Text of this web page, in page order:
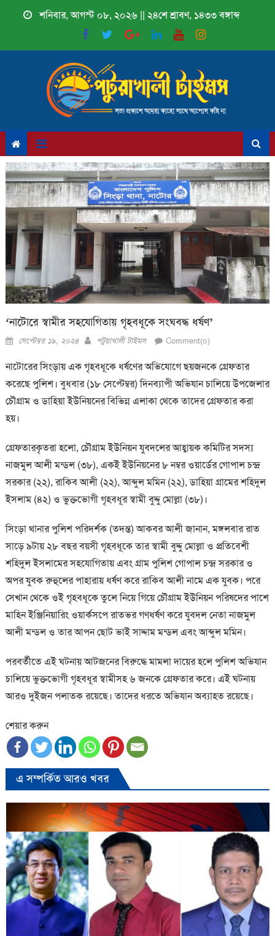
শনিবার, আগস্ট ০৮, ২০২৬ || ২৪শে শ্রাবণ, ১৪৩৩ বঙ্গাব্দ
‘নাটোরে স্বামীর সহযোগিতায় গৃহবধূকে সংঘবদ্ধ ধর্ষণ’
Posted
সেপ্টেম্বর ১৯, ২০২৪ Author
পটুয়াখালী টাইমস Comment(০)
নাটোরের সিংড়ায় এক গৃহবধূকে ধর্ষণের অভিযোগে ছয়জনকে গ্রেফতার
করেছে পুলিশ। বুধবার (১৮ সেপ্টেম্বর) দিনব্যাপী অভিযান চালিয়ে উপজেলার
চৌগ্রাম ও ডাহিয়া ইউনিয়নের বিভিন্ন এলাকা থেকে তাদের গ্রেফতার করা
হয়।
গ্রেফতারকৃতরা হলো, চৌগ্রাম ইউনিয়ন যুবদলের আহ্বায়ক কমিটির সদস্য
নাজমুল আলী মন্ডল (৩৮), একই ইউনিয়নের ৮ নম্বর ওয়ার্ডের গোপাল চন্দ্র
সরকার (২২), রাকিব আলী (২২), আব্দুল মমিন (২২), ডাহিয়া গ্রামের শহিদুল
ইসলাম (৪২) ও ভুক্তভোগী গৃহবধূর স্বামী বুদ্দু মোল্লা (৩৮)।
সিংড়া থানার পুলিশ পরিদর্শক (তদন্ত) আকবর আলী জানান, মঙ্গলবার রাত
সাড়ে ৯টায় ২৮ বছর বয়সী গৃহবধূকে তার স্বামী বুদ্দু মোল্লা ও প্রতিবেশী
শহিদুল ইসলামের সহযোগিতায় এবং গ্রাম পুলিশ গোপাল চন্দ্র সরকার ও
অপর যুবক রুহুলের পাহারায় ধর্ষণ করে রাকিব আলী নামে এক যুবক। পরে
সেখান থেকে ওই গৃহবধূকে তুলে নিয়ে গিয়ে চৌগ্রাম ইউনিয়ন পরিষদের পাশে
মাহিন ইঞ্জিনিয়ারিং ওয়ার্কসপে রাতভর গণধর্ষণ করে যুবদল নেতা নাজমুল
আলী মন্ডল ও তার আপন ছোট ভাই সাদ্দাম মন্ডল এবং আব্দুল মমিন।
পরবর্তীতে এই ঘটনায় আটজনের বিরুদ্ধে মামলা দায়ের হলে পুলিশ অভিযান
চালিয়ে ভুক্তভোগী গৃহবধূর স্বামীসহ ৬ জনকে গ্রেফতার করে। এই ঘটনায়
আরও দুইজন পলাতক রয়েছে। তাদের ধরতে অভিযান অব্যাহত রয়েছে।
শেয়ার করুন
এ সম্পর্কিত আরও খবর